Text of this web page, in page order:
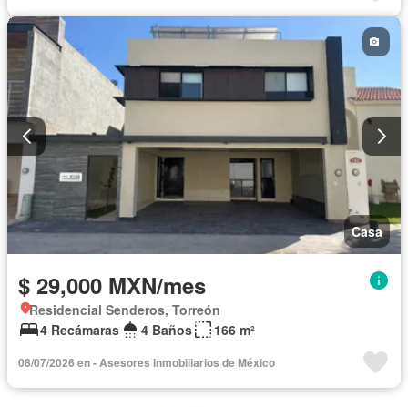
Casa
$ 29,000 MXN/mes
Residencial Senderos, Torreón
4 Recámaras
4 Baños 166 m²
08/07/2026 en - Asesores Inmobiliarios de México